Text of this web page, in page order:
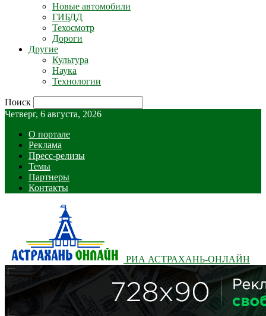
Новые автомобили
ГИБДД
Техосмотр
Дороги
Другие
Культура
Наука
Технологии
Поиск
Четверг, 6 августа, 2026
О портале
Реклама
Пресс-релизы
Темы
Партнеры
Контакты
РИА АСТРАХАНЬ-ОНЛАЙН